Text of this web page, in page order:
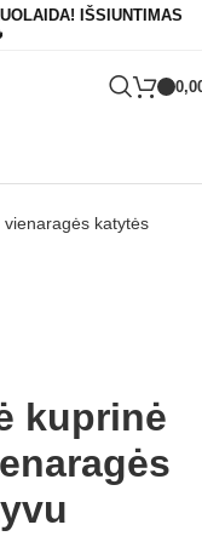
IŠSIUNTIMAS
kuprinė mergaitėms su
kuprinė